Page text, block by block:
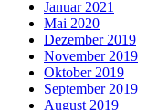
Januar 2021
Mai 2020
Dezember 2019
November 2019
Oktober 2019
September 2019
August 2019